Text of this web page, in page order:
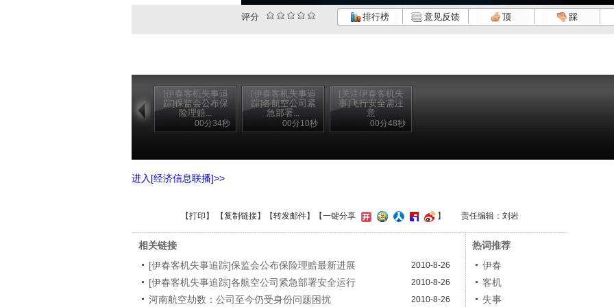
评分 排行榜 意见反馈 顶 踩
[伊春客机失事追
踪]保监会公布保
险理赔...
00分34秒
[伊春客机失事追
踪]各航空公司紧
急部署...
00分10秒
[关注伊春客机失
事]飞行安全需注
意
00分48秒
进入[经济信息联播]>>
【打印 】 【复制链接】【转发邮件】 【一键分享 】 责任编辑：刘岩
相关链接
[伊春客机失事追踪]保监会公布保险理赔最新进展
2010-8-26
[伊春客机失事追踪]各航空公司紧急部署安全运行 2010-8-26
河南航空劫数：公司至今仍受身份问题困扰 2010-8-26
热词推荐
伊春
客机
失事